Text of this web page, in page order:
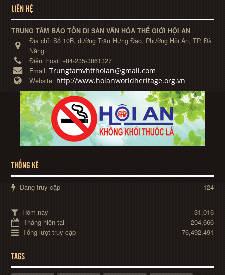
LIÊN HỆ
TRUNG TÂM BẢO TỒN DI SẢN VĂN HÓA THẾ GIỚI HỘI AN
Địa chỉ:Số 10B, đường Trần Hưng Đạo, Phường Hội An, TP. Đà
Nẵng
Điện thoại: +84-235-3861327
Email:Trungtamvhtthoian@gmail.com
Website: http://www.hoianworldheritage.org.vn
THỐNG KÊ
Đang truy cập 124
Hôm nay
31,016
Tháng hiện tại
204,666
Tổng lượt truy cập
76,492,491
TAGS